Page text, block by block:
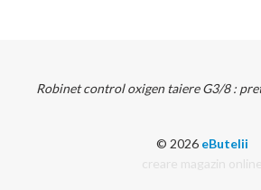
Robinet control oxigen taiere G3/8 :
© 2026 eButelii
creare magazin online